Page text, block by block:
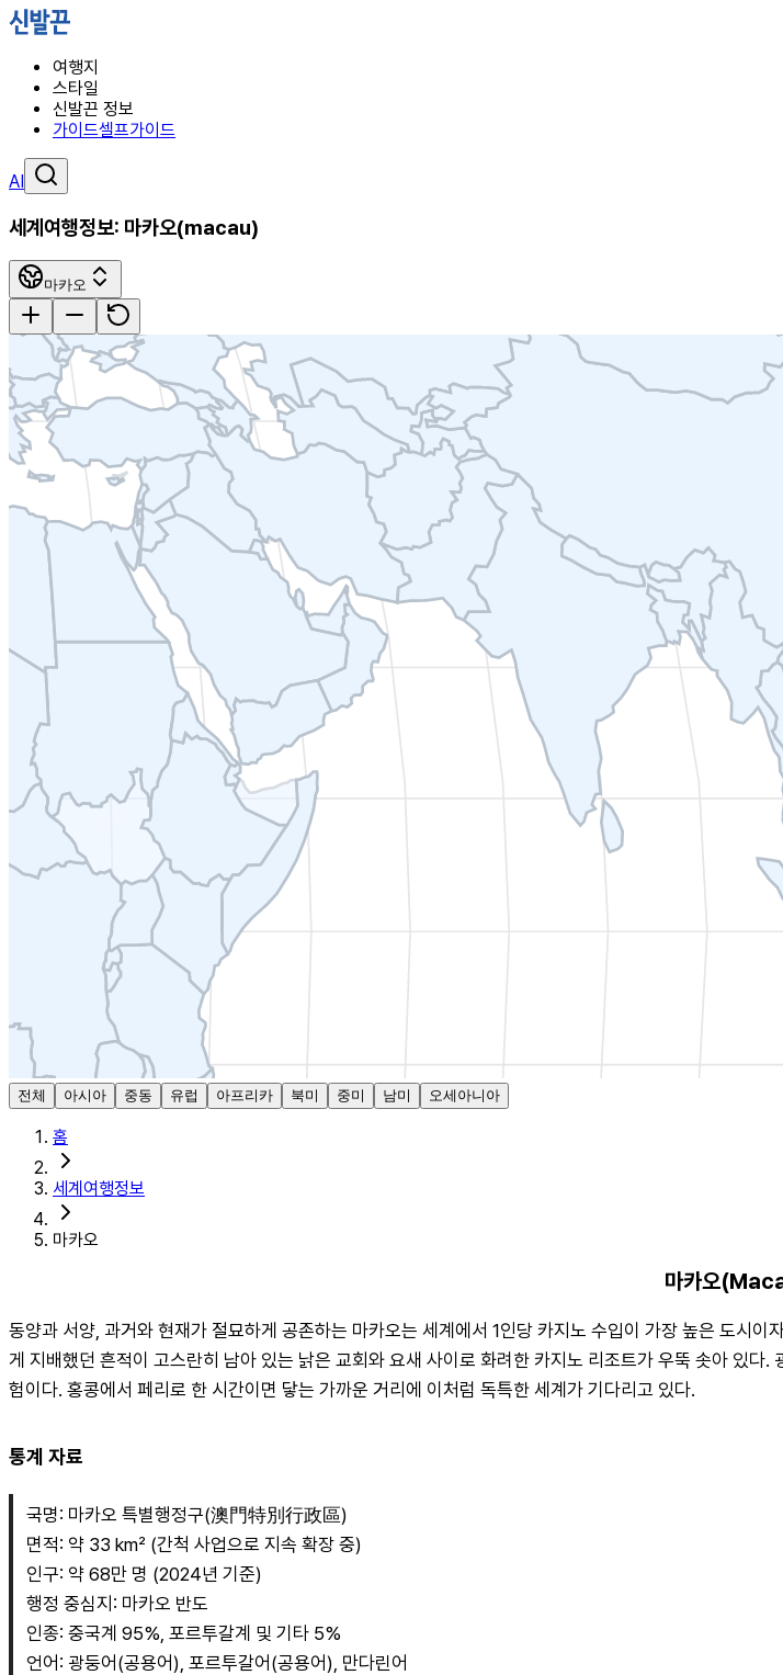
여행지
스타일
신발끈 정보
가이드셀프가이드
AI
세계여행정보: 마카오(macau)
마카오
전체 아시아 중동 유럽 아프리카 북미 중미 남미 오세아니아
홈
세계여행정보
마카오
마카오
동양과 서양, 과거와 현재가 절묘하게 공존하는 마카오는 세계에서 1인당 카지노 수입이 가장 높은 도시
게 지배했던 흔적이 고스란히 남아 있는 낡은 교회와 요새 사이로 화려한 카지노 리조트가 우뚝 솟아 있
험이다. 홍콩에서 페리로 한 시간이면 닿는 가까운 거리에 이처럼 독특한 세계가 기다리고 있다.
통계 자료
국명: 마카오 특별행정구(澳門特別行政區)
면적: 약 33 km² (간척 사업으로 지속 확장 중)
인구: 약 68만 명 (2024년 기준)
행정 중심지: 마카오 반도
인종: 중국계 95%, 포르투갈계 및 기타 5%
언어: 광둥어(공용어), 포르투갈어(공용어), 만다린어